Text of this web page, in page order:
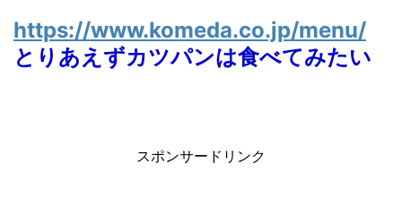
https://www.komeda.co.jp/menu/
とりあえずカツパンは食べてみたい
スポンサードリンク